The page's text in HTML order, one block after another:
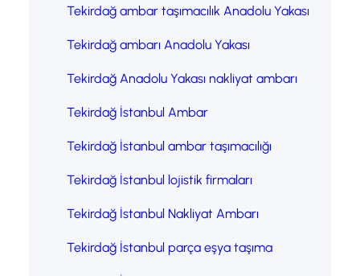
Tekirdağ ambar taşımacılık Anadolu Yakası
Tekirdağ ambarı Anadolu Yakası
Tekirdağ Anadolu Yakası nakliyat ambarı
Tekirdağ İstanbul Ambar
Tekirdağ İstanbul ambar taşımacılığı
Tekirdağ İstanbul lojistik firmaları
Tekirdağ İstanbul Nakliyat Ambarı
Tekirdağ İstanbul parça eşya taşıma